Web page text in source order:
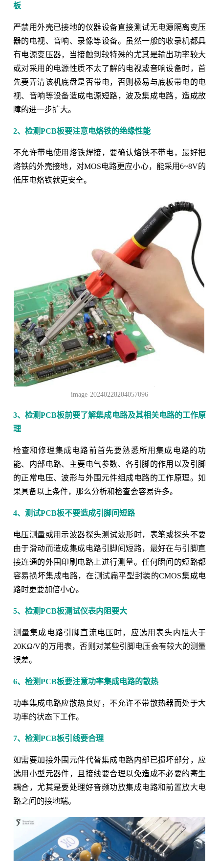
板
严禁用外壳已接地的仪器设备直接测试无电源隔离变压
器的电视、音响、录像等设备。虽然一般的收录机都具
有电源变压器，当接触到较特殊的尤其是输出功率较大
或对采用的电源性质不太了解的电视或音响设备时，首
先要弄清该机底盘是否带电，否则极易与底板带电的电
视、音响等设备造成电源短路，波及集成电路，造成故
障的进一步扩大。
2、检测PCB板要注意电烙铁的绝缘性能
不允许带电使用烙铁焊接，要确认烙铁不带电，最好把
烙铁的外壳接地，对MOS电路更应小心，能采用6~8V的
低压电烙铁就更安全。
image-20240228204057096
3、检测PCB板前要了解集成电路及其相关电路的工作原
理
检查和修理集成电路前首先要熟悉所用集成电路的功
能、内部电路、主要电气参数、各引脚的作用以及引脚
的正常电压、波形与外围元件组成电路的工作原理。如
果具备以上条件，那么分析和检查会容易许多。
4、测试PCB板不要造成引脚间短路
电压测量或用示波器探头测试波形时，表笔或探头不要
由于滑动而造成集成电路引脚间短路，最好在与引脚直
接连通的外围印刷电路上进行测量。任何瞬间的短路都
容易损坏集成电路，在测试扁平型封装的CMOS集成电
路时更要加倍小心。
5、检测PCB板测试仪表内阻要大
测量集成电路引脚直流电压时，应选用表头内阻大于
20KΩ/V的万用表，否则对某些引脚电压会有较大的测量
误差。
6、检测PCB板要注意功率集成电路的散热
功率集成电路应散热良好，不允许不带散热器而处于大
功率的状态下工作。
7、检测PCB板引线要合理
如需要加接外围元件代替集成电路内部已损坏部分，应
选用小型元器件，且接线要合理以免造成不必要的寄生
耦合，尤其是要处理好音频功放集成电路和前置放大电
路之间的接地端。